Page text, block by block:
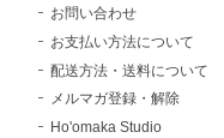
お問い合わせ
お支払い方法について
配送方法・送料について
メルマガ登録・解除
Ho'omaka Studio